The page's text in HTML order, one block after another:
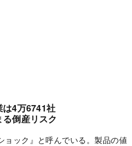
4万6741社
倒産リスク
ョック』と呼んでいる。製品の値